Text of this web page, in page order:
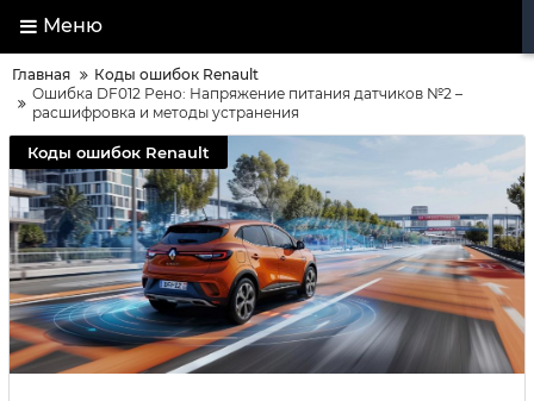
Меню
Главная
Коды ошибок Renault
Ошибка DF012 Рено: Напряжение питания датчиков №2 –
расшифровка и методы устранения
Коды ошибок Renault